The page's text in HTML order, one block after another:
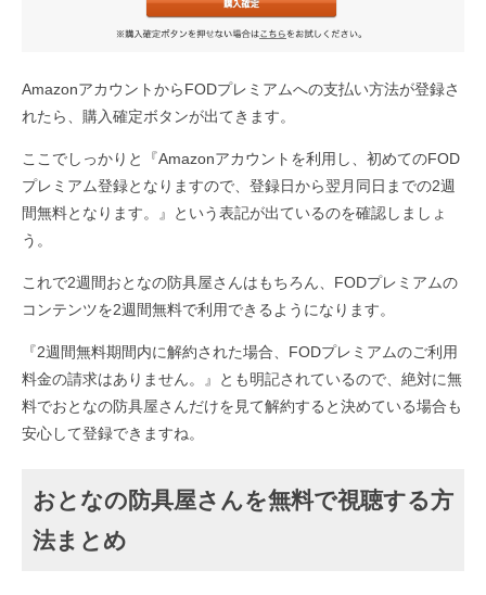
AmazonアカウントからFODプレミアムへの支払い方法が登録さ
れたら、購入確定ボタンが出てきます。
ここでしっかりと『Amazonアカウントを利用し、初めてのFOD
プレミアム登録となりますので、登録日から翌月同日までの2週
間無料となります。』という表記が出ているのを確認しましょ
う。
これで2週間おとなの防具屋さんはもちろん、FODプレミアムの
コンテンツを2週間無料で利用できるようになります。
『2週間無料期間内に解約された場合、FODプレミアムのご利用
料金の請求はありません。』とも明記されているので、絶対に無
料でおとなの防具屋さんだけを見て解約すると決めている場合も
安心して登録できますね。
おとなの防具屋さんを無料で視聴する方
法まとめ